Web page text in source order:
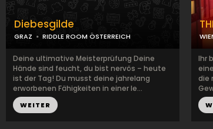
Diebesgilde
GRAZ RIDDLE ROOM ÖSTERREICH
Deine ultimative Meisterprüfung Deine
Hände sind feucht, du bist nervös – heute
ist der Tag! Du musst deine jahrelang
erworbenen Fähigkeiten in einer le...
WEITER
Ihr
die